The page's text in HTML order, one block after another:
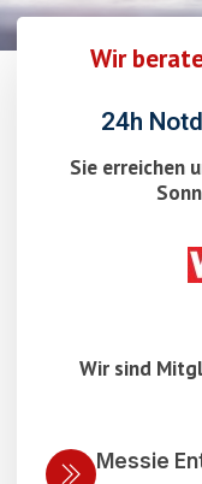
Wir
24h
Sie erreichen
Wir sind
Messie